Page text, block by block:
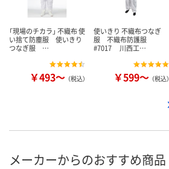
「現場のチカラ」 不織布 使
い捨て防塵服 使いきり
つなぎ服 …
￥493～ （税込）
使いきり 不織布つなぎ
服 不織布防護服
#7017 川西工…
￥599～ （税込）
メーカーからのおすすめ商品